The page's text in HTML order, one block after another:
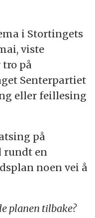
i Stortingets
viste
på
Senterpartiet
eller feillesing
på
rundt en
noen vei å
planen tilbake?